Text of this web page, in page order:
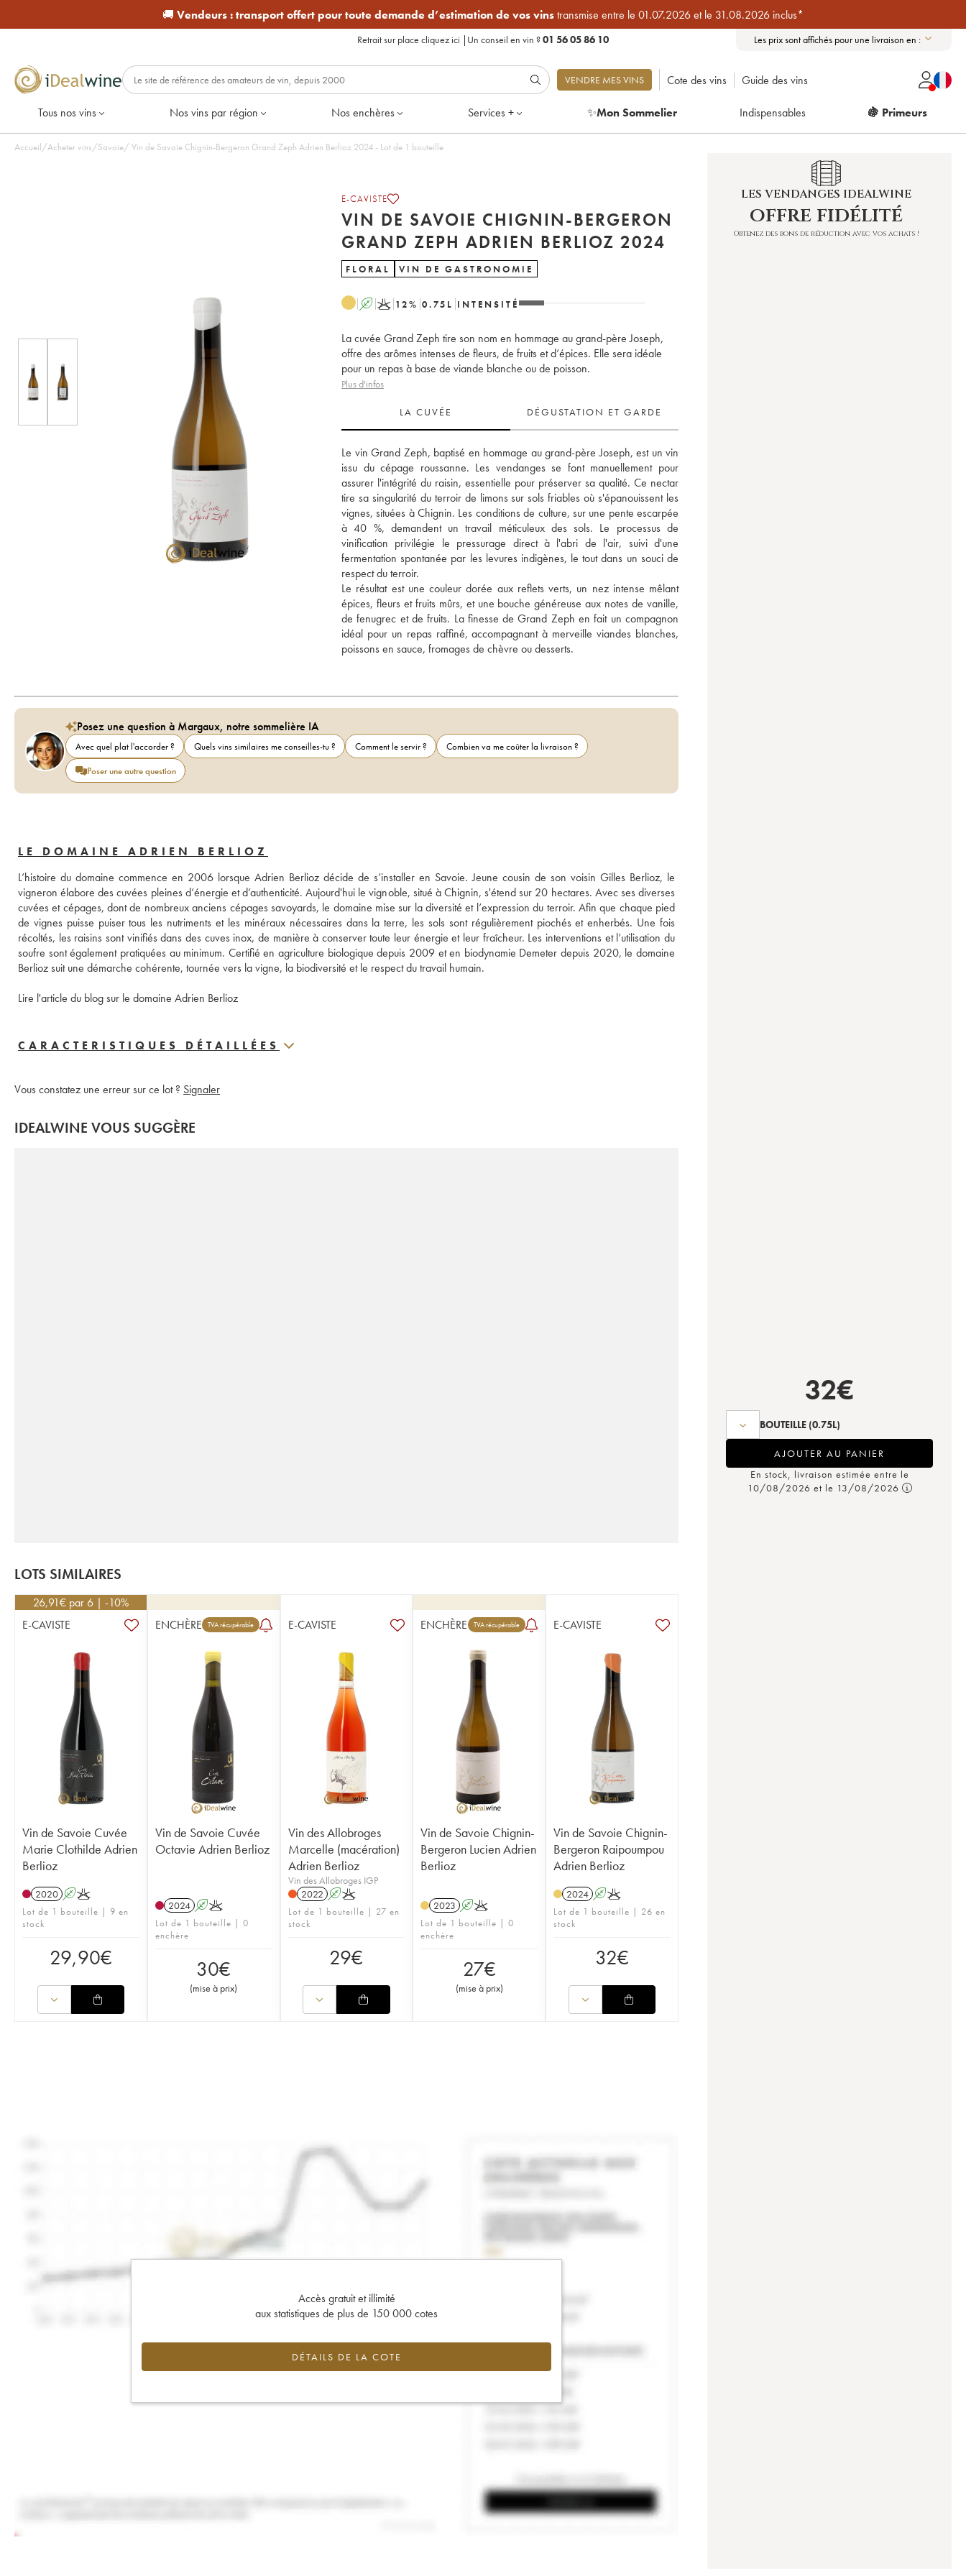
🚚 Vendeurs :transport offert pour toute demande d’estimation de vos vinstransmise entre le 01.07.2026 et le 31.08.2026 inclus*
Retrait sur place cliquez ici | Un conseil en vin ?01 56 05 86 10 Les prix sont affichés pour une livraison en :
VENDRE MES VINS Cote des vins Guide des vins
Tous nos vins Nos vins par région Nos enchères Services + ✨Mon Sommelier Indispensables 🍇 Primeurs
Accueil/Acheter vins/Savoie/ Vin de Savoie Chignin-Bergeron Grand Zeph Adrien Berlioz 2024 - Lot de 1 bouteille
E-CAVISTE
VIN DE SAVOIE CHIGNIN-BERGERON
GRAND ZEPH ADRIEN BERLIOZ 2024
FLORAL VIN DE GASTRONOMIE
A K 12% 0.75 L INTENSITÉ
La cuvée Grand Zeph tire son nom en hommage au grand-père Joseph,
offre des arômes intenses de fleurs, de fruits et d’épices. Elle sera idéale
pour un repas à base de viande blanche ou de poisson.
Plus d'infos
LA CUVÉE DÉGUSTATION ET GARDE
Le vin Grand Zeph, baptisé en hommage au grand-père Joseph, est un vin
issu du cépage roussanne. Les vendanges se font manuellement pour
assurer l'intégrité du raisin, essentielle pour préserver sa qualité. Ce nectar
tire sa singularité du terroir de limons sur sols friables où s'épanouissent les
vignes, situées à Chignin. Les conditions de culture, sur une pente escarpée
à 40 %, demandent un travail méticuleux des sols. Le processus de
vinification privilégie le pressurage direct à l'abri de l'air, suivi d'une
fermentation spontanée par les levures indigènes, le tout dans un souci de
respect du terroir.
Le résultat est une couleur dorée aux reflets verts, un nez intense mêlant
épices, fleurs et fruits mûrs, et une bouche généreuse aux notes de vanille,
de fenugrec et de fruits. La finesse de Grand Zeph en fait un compagnon
idéal pour un repas raffiné, accompagnant à merveille viandes blanches,
poissons en sauce, fromages de chèvre ou desserts.
Posez une question à Margaux, notre sommelière IA
Avec quel plat l'accorder ? Quels vins similaires me conseilles-tu ? Comment le servir ?
Combien va me coûter la livraison ?
Poser une autre question
LE DOMAINE ADRIEN BERLIOZ
L’histoire du domaine commence en 2006 lorsque Adrien Berlioz décide de s’installer en Savoie. Jeune cousin de son voisin Gilles Berlioz, le
vigneron élabore des cuvées pleines d’énergie et d’authenticité. Aujourd'hui le vignoble, situé à Chignin, s'étend sur 20 hectares. Avec ses diverses
cuvées et cépages, dont de nombreux anciens cépages savoyards, le domaine mise sur la diversité et l’expression du terroir. Afin que chaque pied
de vignes puisse puiser tous les nutriments et les minéraux nécessaires dans la terre, les sols sont régulièrement piochés et enherbés. Une fois
récoltés, les raisins sont vinifiés dans des cuves inox, de manière à conserver toute leur énergie et leur fraîcheur. Les interventions et l’utilisation du
soufre sont également pratiquées au minimum. Certifié en agriculture biologique depuis 2009 et en biodynamie Demeter depuis 2020, le domaine
Berlioz suit une démarche cohérente, tournée vers la vigne, la biodiversité et le respect du travail humain.
Lire l'article du blog sur le domaine Adrien Berlioz
CARACTERISTIQUES DÉTAILLÉES
Vous constatez une erreur sur ce lot ? Signaler
IDEALWINE VOUS SUGGÈRE
LOTS SIMILAIRES
26,91€ par 6 | -10%
E-CAVISTE
Vin de Savoie Cuvée
Marie Clothilde Adrien
Berlioz
2020 AK
Lot de 1 bouteille | 9 en
stock
29,90€
ENCHÈRE TVA récupérable
Vin de Savoie Cuvée
Octavie Adrien Berlioz
2024 AK
Lot de 1 bouteille | 0
enchère
30€
(mise à prix)
E-CAVISTE
Vin des Allobroges
Marcelle (macération)
Adrien Berlioz
Vin des Allobroges IGP
2022 AK
Lot de 1 bouteille | 27 en
stock
29€
ENCHÈRE TVA récupérable
Vin de Savoie Chignin-
Bergeron Lucien Adrien
Berlioz
2023 AK
Lot de 1 bouteille | 0
enchère
27€
(mise à prix)
E-CAVISTE
Vin de Savoie Chignin-
Bergeron Raipoumpou
Adrien Berlioz
2024 AK
Lot de 1 bouteille | 26 en
stock
32€
Accès gratuit et illimité
aux statistiques de plus de 150 000 cotes
DÉTAILS DE LA COTE
LES VENDANGES IDEALWINE
offre fidélité
Obtenez des bons de réduction avec vos achats !
32€
BOUTEILLE (0.75L)
AJOUTER AU PANIER
En stock, livraison estimée entre le
10/08/2026 et le 13/08/2026